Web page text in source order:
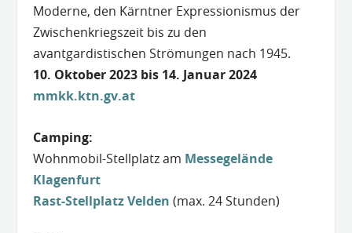
Moderne, den Kärntner Expressionismus der
Zwischenkriegszeit bis zu den
avantgardistischen Strömungen nach 1945.
10. Oktober 2023 bis 14. Januar 2024
mmkk.ktn.gv.at
Camping:
Wohnmobil-Stellplatz am Messegelände
Klagenfurt
Rast-Stellplatz Velden (max. 24 Stunden)